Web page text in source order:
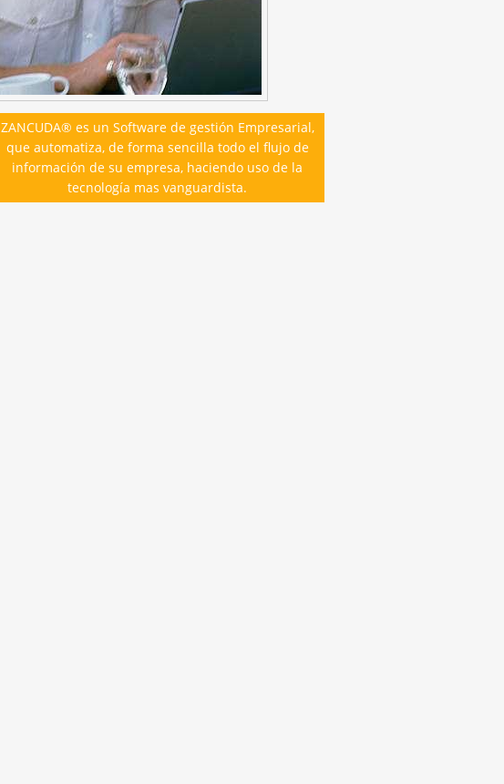
ZANCUDA® es un Software de gestión Empresarial,
que automatiza, de forma sencilla todo el flujo de
información de su empresa, haciendo uso de la
tecnología mas vanguardista.